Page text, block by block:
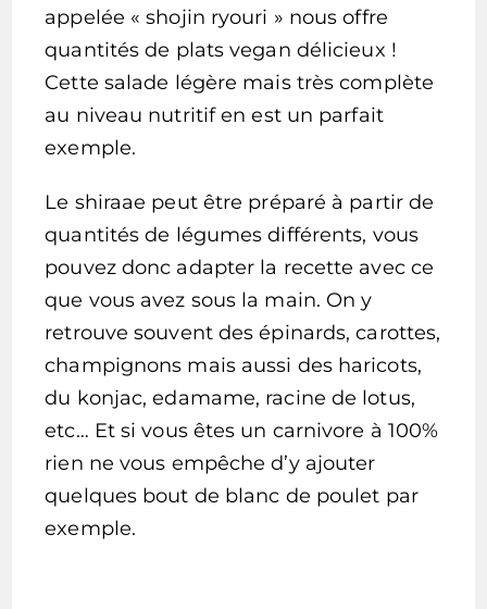
appelée « shojin ryouri » nous offre
quantités de plats vegan délicieux !
Cette salade légère mais très complète
au niveau nutritif en est un parfait
exemple.
Le shiraae peut être préparé à partir de
quantités de légumes différents, vous
pouvez donc adapter la recette avec ce
que vous avez sous la main. On y
retrouve souvent des épinards, carottes,
champignons mais aussi des haricots,
du konjac, edamame, racine de lotus,
etc… Et si vous êtes un carnivore à 100%
rien ne vous empêche d’y ajouter
quelques bout de blanc de poulet par
exemple.